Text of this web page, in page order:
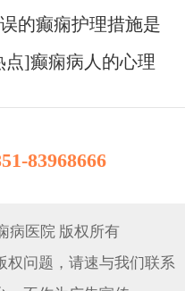
的癫痫护理措施是
]癫痫病人的心理
83968666
病医院 版权所有
权问题，请速与我们联系